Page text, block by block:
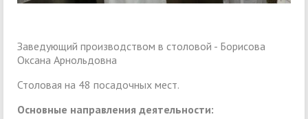
Заведующий производством в столовой - Борисова
Оксана Арнольдовна
Столовая на 48 посадочных мест.
Основные направления деятельности: